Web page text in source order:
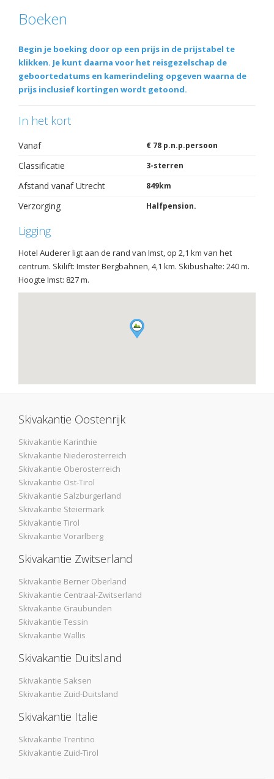
Boeken
Begin je boeking door op een prijs in de prijstabel te
klikken. Je kunt daarna voor het reisgezelschap de
geboortedatums en kamerindeling opgeven waarna de
prijs inclusief kortingen wordt getoond.
In het kort
Vanaf € 78 p.n.p.persoon
Classificatie 3-sterren
Afstand vanaf Utrecht 849km
Verzorging Halfpension.
Ligging
Hotel Auderer ligt aan de rand van Imst, op 2,1 km van het
centrum. Skilift: Imster Bergbahnen, 4,1 km. Skibushalte: 240 m.
Hoogte Imst: 827 m.
Skivakantie Oostenrijk
Skivakantie Karinthie
Skivakantie Niederosterreich
Skivakantie Oberosterreich
Skivakantie Ost-Tirol
Skivakantie Salzburgerland
Skivakantie Steiermark
Skivakantie Tirol
Skivakantie Vorarlberg
Skivakantie Zwitserland
Skivakantie Berner Oberland
Skivakantie Centraal-Zwitserland
Skivakantie Graubunden
Skivakantie Tessin
Skivakantie Wallis
Skivakantie Duitsland
Skivakantie Saksen
Skivakantie Zuid-Duitsland
Skivakantie Italie
Skivakantie Trentino
Skivakantie Zuid-Tirol